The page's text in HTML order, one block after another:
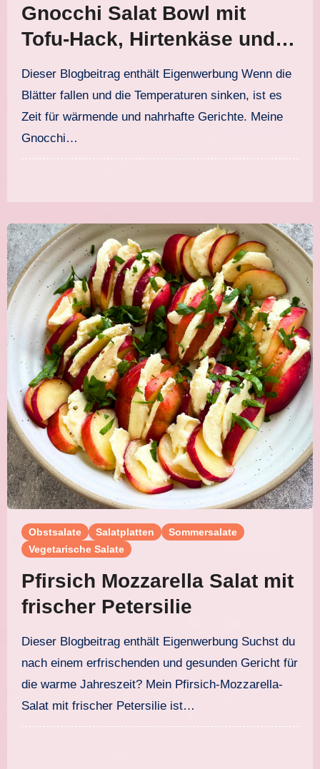
Gnocchi Salat Bowl mit
Tofu-Hack, Hirtenkäse und
Joghurtdressing
Dieser Blogbeitrag enthält Eigenwerbung Wenn die
Blätter fallen und die Temperaturen sinken, ist es
Zeit für wärmende und nahrhafte Gerichte. Meine
Gnocchi…
Obstsalate Salatplatten
Sommersalate
Vegetarische Salate
Pfirsich Mozzarella Salat mit
frischer Petersilie
Dieser Blogbeitrag enthält Eigenwerbung Suchst du
nach einem erfrischenden und gesunden Gericht für
die warme Jahreszeit? Mein Pfirsich-Mozzarella-
Salat mit frischer Petersilie ist…